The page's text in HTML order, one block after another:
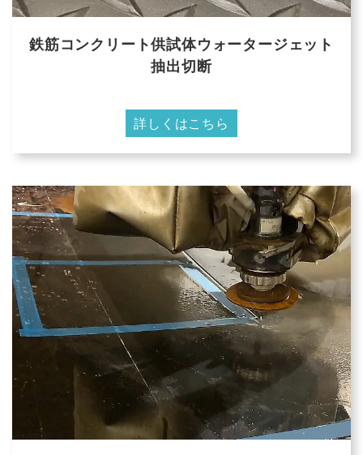
鉄筋コンクリート供試体ウォータージェット
抽出切断
詳しくはこちら